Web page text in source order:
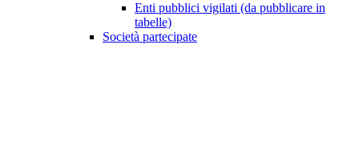
Enti pubblici vigilati (da pubblicare in
tabelle)
Società partecipate